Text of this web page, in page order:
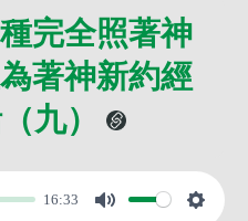
完全照著神
著神新約經
九）
16:33